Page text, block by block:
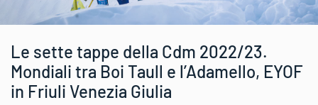
Le sette tappe della Cdm 2022/23.
Mondiali tra Boi Taull e l’Adamello, EYOF
in Friuli Venezia Giulia